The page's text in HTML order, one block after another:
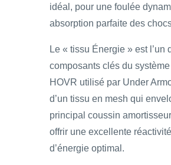
idéal, pour une foulée
absorption parfaite des
Le « tissu Énergie » est l’un
composants clés du système
HOVR utilisé par Under
d’un tissu en mesh qui
principal coussin
offrir une excellente
d’énergie optimal.